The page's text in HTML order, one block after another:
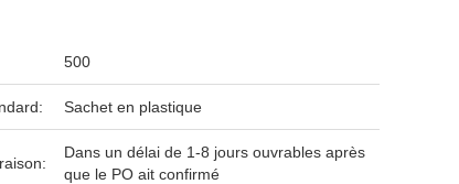
500
Sachet en plastique
Dans un délai de 1-8 jours ouvrables après
que le PO ait confirmé